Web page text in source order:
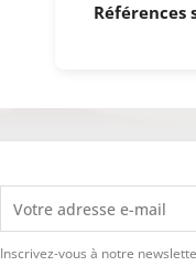
Références
Inscrivez-vous à notre